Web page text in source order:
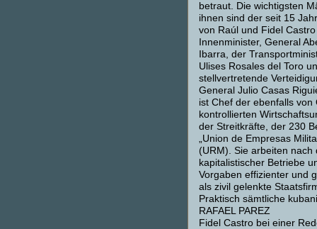
betraut. Die wichtigsten
ihnen sind der seit 15
von Raúl und Fidel
Innenminister, General
Ibarra, der
Ulises Rosales del Toro
stellvertretende
General Julio Casas
ist Chef der ebenfalls von
kontrollierten
der Streitkräfte, der 230
„Union de Empresas
(URM). Sie arbeiten nach
kapitalistischer Betriebe
Vorgaben effizienter und
als zivil gelenkte
Praktisch sämtliche
RAFAEL PAREZ
Fidel Castro bei einer